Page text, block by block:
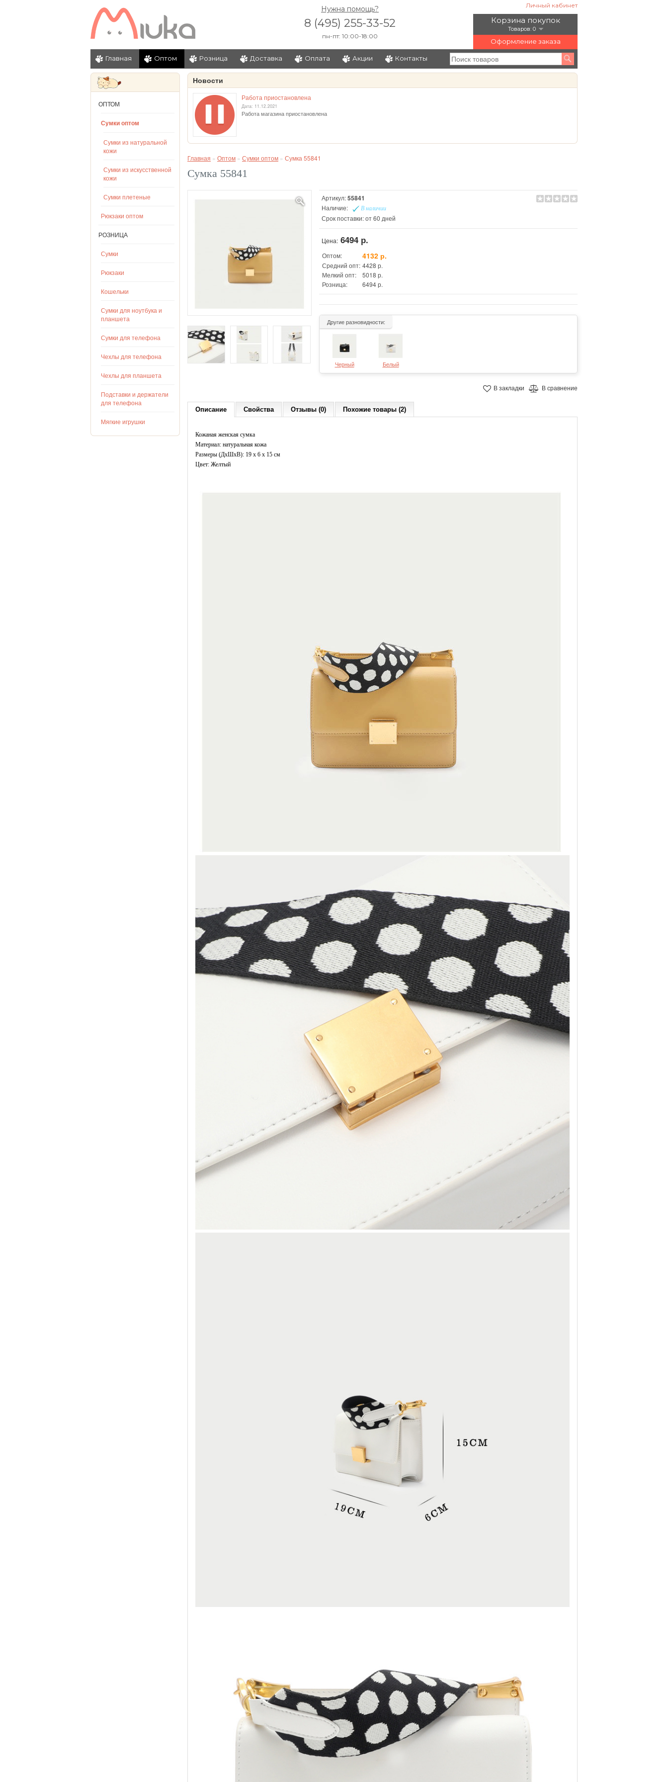
Личный кабинет
Корзина покупок
Товаров: 0
Оформление заказа
Нужна помощь?
8 (495) 255-33-52
пн-пт: 10:00-18:00
Главная Оптом Розница Доставка Оплата Акции Контакты
ОПТОМ
Сумки оптом
Сумки из натуральной
кожи
Сумки из искусственной
кожи
Сумки плетеные
Рюкзаки оптом
РОЗНИЦА
Сумки
Рюкзаки
Кошельки
Сумки для ноутбука и
планшета
Сумки для телефона
Чехлы для телефона
Чехлы для планшета
Подставки и держатели
для телефона
Мягкие игрушки
Новости
Работа приостановлена
Дата: 11.12.2021
Работа магазина приостановлена
Главная » Оптом » Сумки оптом » Сумка 55841
Сумка 55841
Артикул:55841
Наличие: В наличии
Срок поставки: от 60 дней
Цена: 6494 р.
Оптом: 4132 р.
Средний опт: 4428 р.
Мелкий опт:
5018 р.
Розница:
6494 р.
Другие разновидности:
Черный Белый
В закладки В сравнение
Описание Свойства Отзывы (0) Похожие товары (2)
Кожаная женская сумка
Материал: натуральная кожа
Размеры (ДxШхВ): 19 x 6 x 15 см
Цвет: Желтый